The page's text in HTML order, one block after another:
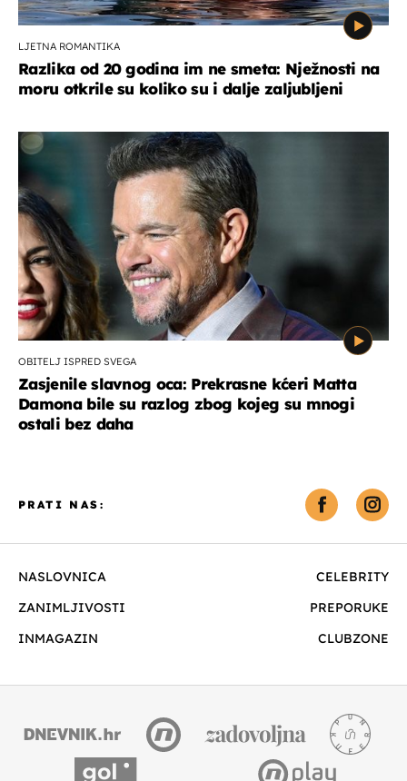
LJETNA ROMANTIKA
Razlika od 20 godina im ne smeta: Nježnosti na
moru otkrile su koliko su i dalje zaljubljeni
OBITELJ ISPRED SVEGA
Zasjenile slavnog oca: Prekrasne kćeri Matta
Damona bile su razlog zbog kojeg su mnogi
ostali bez daha
NASLOVNICA
CELEBRITY
ZANIMLJIVOSTI
PREPORUKE
INMAGAZIN
CLUBZONE
PRATI NAS: